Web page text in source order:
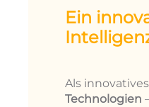
Ein
Als
Technologien